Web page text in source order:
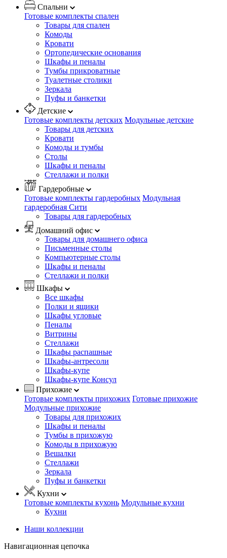
Спальни
Готовые комплекты спален
Товары для спален
Комоды
Кровати
Ортопедические основания
Шкафы и пеналы
Тумбы прикроватные
Туалетные столики
Зеркала
Пуфы и банкетки
Детские
Готовые комплекты детских Модульные детские
Товары для детских
Кровати
Комоды и тумбы
Столы
Шкафы и пеналы
Стеллажи и полки
Гардеробные
Готовые комплекты гардеробных Модульная
гардеробная Сити
Товары для гардеробных
Домашний офис
Товары для домашнего офиса
Письменные столы
Компьютерные столы
Шкафы и пеналы
Стеллажи и полки
Шкафы
Все шкафы
Полки и ящики
Шкафы угловые
Пеналы
Витрины
Стеллажи
Шкафы распашные
Шкафы-антресоли
Шкафы-купе
Шкафы-купе Консул
Прихожие
Готовые комплекты прихожих Готовые прихожие
Модульные прихожие
Товары для прихожих
Шкафы и пеналы
Тумбы в прихожую
Комоды в прихожую
Вешалки
Стеллажи
Зеркала
Пуфы и банкетки
Кухни
Готовые комплекты кухонь Модульные кухни
Кухни
Наши коллекции
Навигационная цепочка